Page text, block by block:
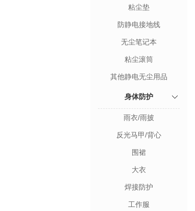
粘尘垫
防静电接地线
无尘笔记本
粘尘滚筒
其他静电无尘用品
身体防护
雨衣/雨披
反光马甲/背心
围裙
大衣
焊接防护
工作服